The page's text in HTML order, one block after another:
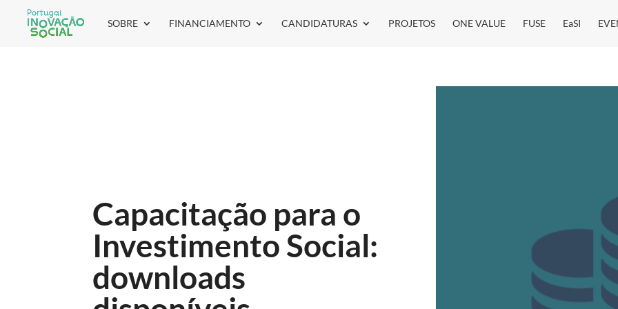
SOBRE FINANCIAMENTO CANDIDATURAS PROJETOS ONE VALUE FUSE EaSI
Capacitação para o
Investimento Social:
downloads